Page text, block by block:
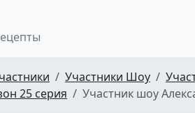
Участники Шоу
25 серия
Участник шоу